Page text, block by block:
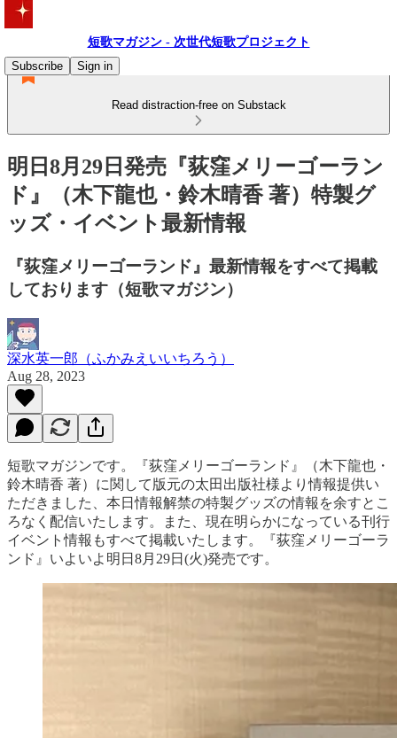
短歌マガジン - 次世代短歌プロジェクト
Subscribe
Sign in
Read distraction-free on Substack
明日8月29日発売『荻窪メリーゴーラン
ド』（木下龍也・鈴木晴香 著）特製グ
ッズ・イベント最新情報
『荻窪メリーゴーランド』最新情報をすべて掲載
しております（短歌マガジン）
深水英一郎（ふかみえいいちろう）
Aug 28, 2023
短歌マガジンです。『荻窪メリーゴーランド』（木下龍也・
鈴木晴香 著）に関して版元の太田出版社様より情報提供い
ただきました、本日情報解禁の特製グッズの情報を余すとこ
ろなく配信いたします。また、現在明らかになっている刊行
イベント情報もすべて掲載いたします。『荻窪メリーゴーラ
ンド』いよいよ明日8月29日(火)発売です。